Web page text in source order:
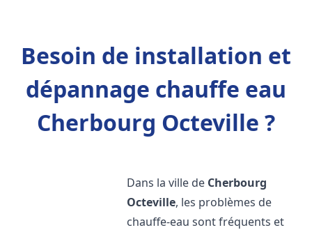
Besoin de installation et
dépannage chauffe eau
Cherbourg Octeville ?
Dans la ville de Cherbourg
Octeville, les problèmes de
chauffe-eau sont fréquents et